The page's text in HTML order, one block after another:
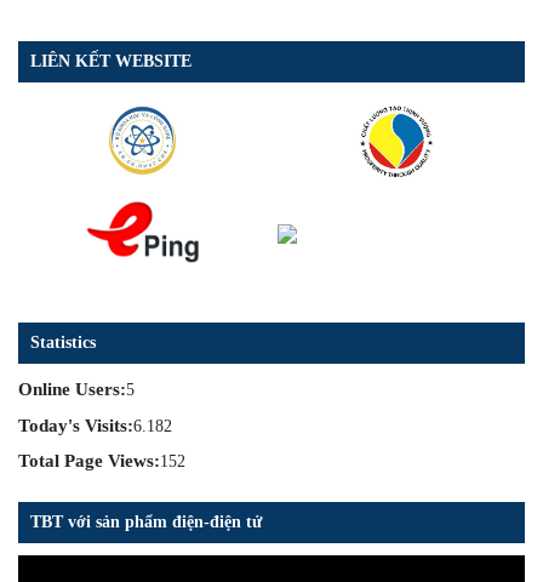
LIÊN KẾT WEBSITE
Statistics
Online Users:5
Today's Visits:6.182
Total Page Views:152
TBT với sản phẩm điện-điện tử